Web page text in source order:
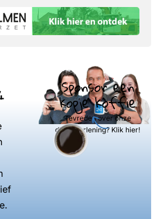
Sponsor een
kopje koffie
Tevreden over onze
dienstverlening? Klik hier!